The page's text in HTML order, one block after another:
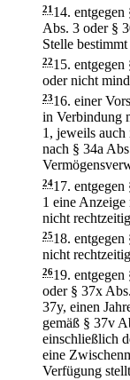
21 14.
Abs. 3 oder §
Stelle bestimmt
2215.
oder nicht
2316. einer
in Verbindung
1, jeweils
nach § 34a
2417. entgegen
1 eine
nicht
2518. entgegen
nicht
2619. entgegen
oder § 37x
37y, einen
gemäß § 37v
einschließlich
eine
Verfügung